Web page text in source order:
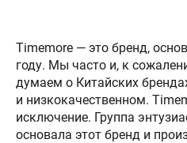
Timemore — это бренд,
году. Мы часто и, к
думаем о Китайских
и низкокачественном.
исключение. Группа
основала этот бренд и